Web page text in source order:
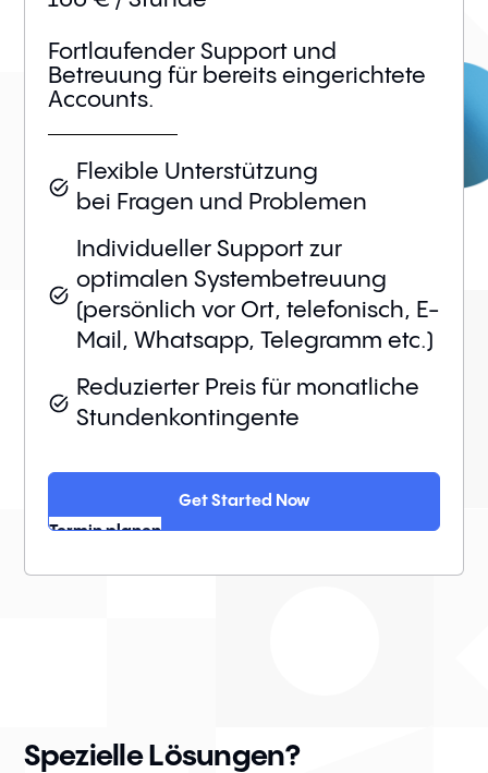
Fortlaufender Support und
Betreuung für bereits eingerichtete
Accounts.
Flexible Unterstützung
bei Fragen und Problemen
Individueller Support zur
optimalen Systembetreuung
(persönlich vor Ort, telefonisch, E-
Mail, Whatsapp, Telegramm etc.)
Reduzierter Preis für monatliche
Stundenkontingente
Get Started Now
Termin planen
Spezielle Lösungen?